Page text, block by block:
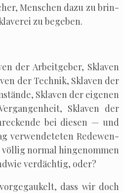
Men­schen dazu zu brin­
zu begeben.
der Arbeit­ge­ber, Skla­ven
der Tech­nik, Skla­ven der
Skla­ven der eige­nen
Skla­ven der
bei die­sen — und
ver­wen­de­te­ten Rede­wen­
völ­lig nor­mal hin­ge­nom­men
ver­däch­tig, oder?
dass wir doch